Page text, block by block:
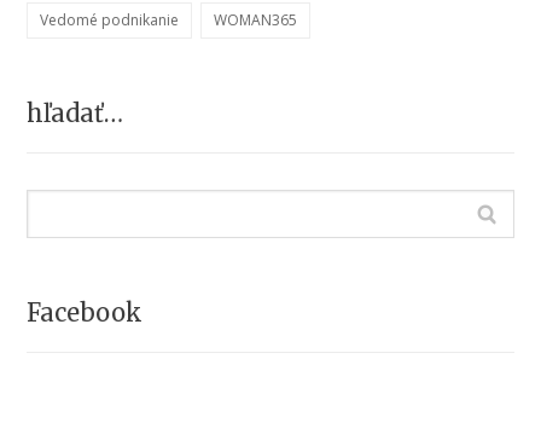
Vedomé podnikanie WOMAN365
hľadať…
Facebook